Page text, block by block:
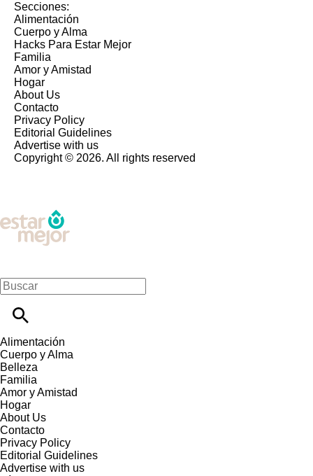
Secciones:
Alimentación
Cuerpo y Alma
Hacks Para Estar Mejor
Familia
Amor y Amistad
Hogar
About Us
Contacto
Privacy Policy
Editorial Guidelines
Advertise with us
Copyright © 2026. All rights reserved
Alimentación
Cuerpo y Alma
Belleza
Familia
Amor y Amistad
Hogar
About Us
Contacto
Privacy Policy
Editorial Guidelines
Advertise with us